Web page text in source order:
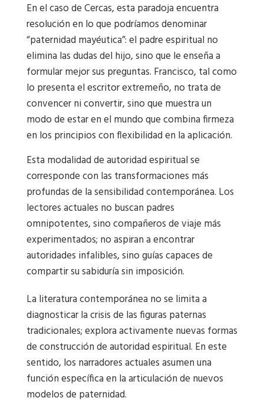
En el caso de Cercas, esta paradoja encuentra
resolución en lo que podríamos denominar
“paternidad mayéutica”: el padre espiritual no
elimina las dudas del hijo, sino que le enseña a
formular mejor sus preguntas. Francisco, tal como
lo presenta el escritor extremeño, no trata de
convencer ni convertir, sino que muestra un
modo de estar en el mundo que combina firmeza
en los principios con flexibilidad en la aplicación.
Esta modalidad de autoridad espiritual se
corresponde con las transformaciones más
profundas de la sensibilidad contemporánea. Los
lectores actuales no buscan padres
omnipotentes, sino compañeros de viaje más
experimentados; no aspiran a encontrar
autoridades infalibles, sino guías capaces de
compartir su sabiduría sin imposición.
La literatura contemporánea no se limita a
diagnosticar la crisis de las figuras paternas
tradicionales; explora activamente nuevas formas
de construcción de autoridad espiritual. En este
sentido, los narradores actuales asumen una
función específica en la articulación de nuevos
modelos de paternidad.